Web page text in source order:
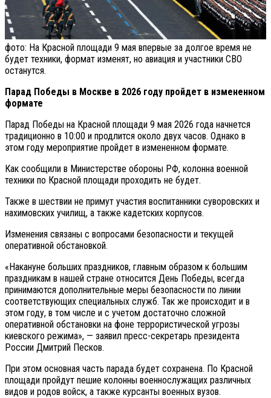
фото: На Красной площади 9 мая впервые за долгое время не
будет техники, формат изменят, но авиация и участники СВО
останутся.
Парад Победы в Москве в 2026 году пройдет в измененном
формате
Парад Победы на Красной площади 9 мая 2026 года начнется
традиционно в 10:00 и продлится около двух часов. Однако в
этом году мероприятие пройдет в измененном формате.
Как сообщили в Министерстве обороны РФ, колонна военной
техники по Красной площади проходить не будет.
Также в шествии не примут участия воспитанники суворовских и
нахимовских училищ, а также кадетских корпусов.
Изменения связаны с вопросами безопасности и текущей
оперативной обстановкой.
«Накануне больших праздников, главным образом к большим
праздникам в нашей стране относится День Победы, всегда
принимаются дополнительные меры безопасности по линии
соответствующих специальных служб. Так же происходит и в
этом году, в том числе и с учетом достаточно сложной
оперативной обстановки на фоне террористической угрозы
киевского режима», — заявил пресс-секретарь президента
России Дмитрий Песков.
При этом основная часть парада будет сохранена. По Красной
площади пройдут пешие колонны военнослужащих различных
видов и родов войск, а также курсанты военных вузов.